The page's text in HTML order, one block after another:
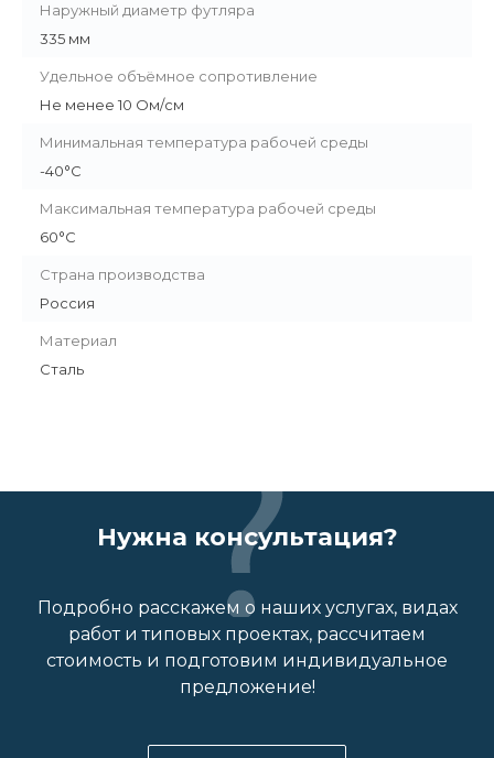
Наружный диаметр футляра
335 мм
Удельное объёмное сопротивление
Не менее 10 Ом/см
Минимальная температура рабочей среды
-40°С
Максимальная температура рабочей среды
60°С
Страна производства
Россия
Материал
Сталь
Нужна консультация?
Подробно расскажем о наших услугах, видах
работ и типовых проектах, рассчитаем
стоимость и подготовим индивидуальное
предложение!